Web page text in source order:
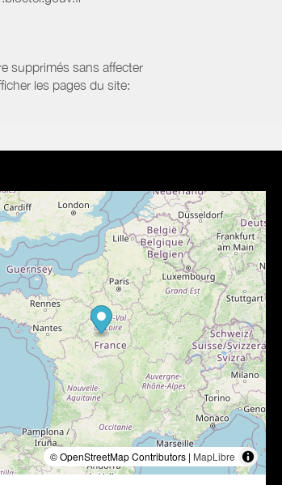
supprimés sans affecter
les pages du site:
© OpenStreetMap Contributors | MapLibre